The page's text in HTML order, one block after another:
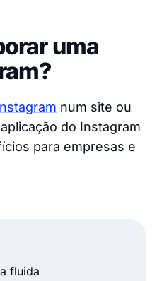
uma
num site ou
do Instagram
para empresas e
fluida